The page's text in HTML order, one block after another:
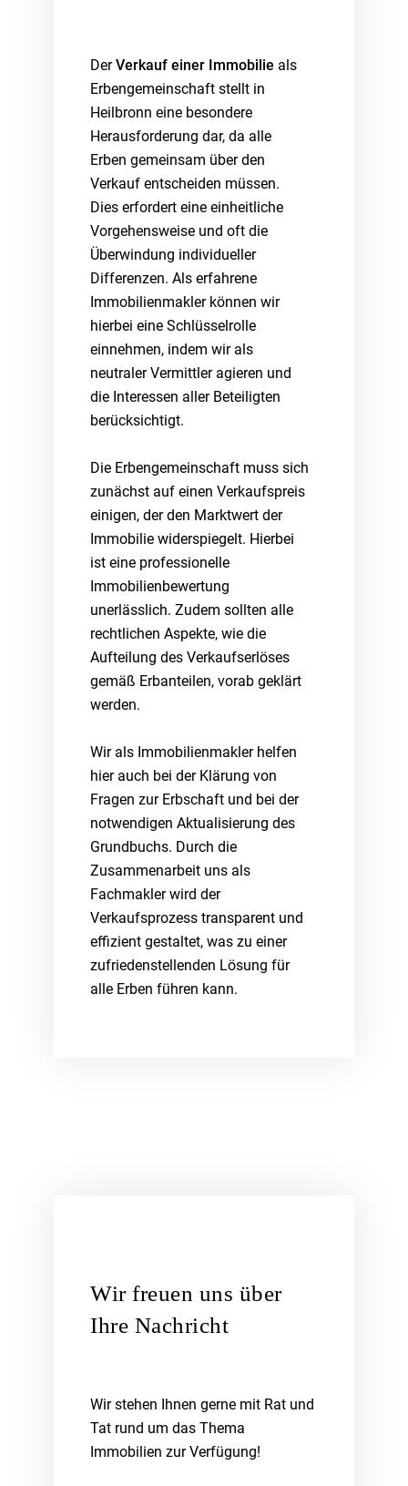
DerVerkauf einer Immobilie als
Erbengemeinschaft stellt in
Heilbronn eine besondere
Herausforderung dar, da alle
Erben gemeinsam über den
Verkauf entscheiden müssen.
Dies erfordert eine einheitliche
Vorgehensweise und oft die
Überwindung individueller
Differenzen. Als erfahrene
Immobilienmakler können wir
hierbei eine Schlüsselrolle
einnehmen, indem wir als
neutraler Vermittler agieren und
die Interessen aller Beteiligten
berücksichtigt.
Die Erbengemeinschaft muss sich
zunächst auf einen Verkaufspreis
einigen, der den Marktwert der
Immobilie widerspiegelt. Hierbei
ist eine professionelle
Immobilienbewertung
unerlässlich. Zudem sollten alle
rechtlichen Aspekte, wie die
Aufteilung des Verkaufserlöses
gemäß Erbanteilen, vorab geklärt
werden.
Wir als Immobilienmakler helfen
hier auch bei der Klärung von
Fragen zur Erbschaft und bei der
notwendigen Aktualisierung des
Grundbuchs. Durch die
Zusammenarbeit uns als
Fachmakler wird der
Verkaufsprozess transparent und
effizient gestaltet, was zu einer
zufriedenstellenden Lösung für
alle Erben führen kann.
Wir freuen uns über
Ihre Nachricht
Wir stehen Ihnen gerne mit Rat und
Tat rund um das Thema
Immobilien zur Verfügung!